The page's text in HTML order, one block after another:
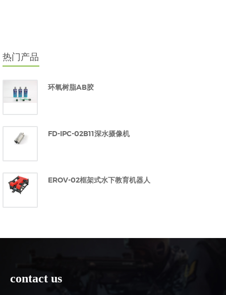
热门产品
环氧树脂AB胶
FD-IPC-02B11深水摄像机
EROV-02框架式水下教育机器人
contact us